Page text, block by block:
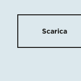
Scarica